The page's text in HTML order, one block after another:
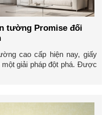
tường Promise đối
cao cấp hiện nay, giấy
giải pháp đột phá. Được